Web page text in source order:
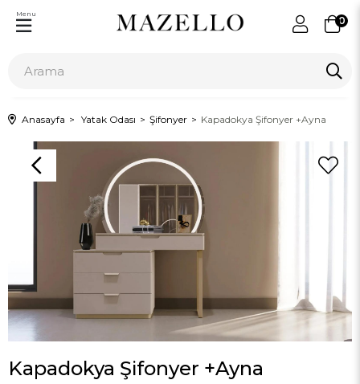
0
Menu
Anasayfa Yatak Odası Şifonyer Kapadokya Şifonyer +Ayna
Kapadokya Şifonyer +Ayna